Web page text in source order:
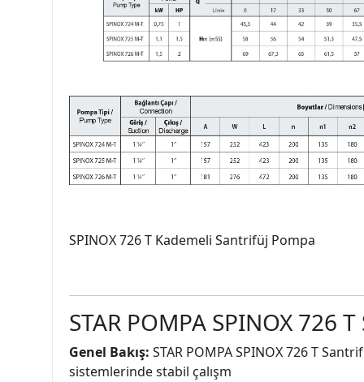
SPINOX 726 T Kademeli Santrifüj Pompa
STAR POMPA SPINOX 726
Genel Bakış: STAR POMPA SPINOX 726 T
sistemlerinde stabil çalışm